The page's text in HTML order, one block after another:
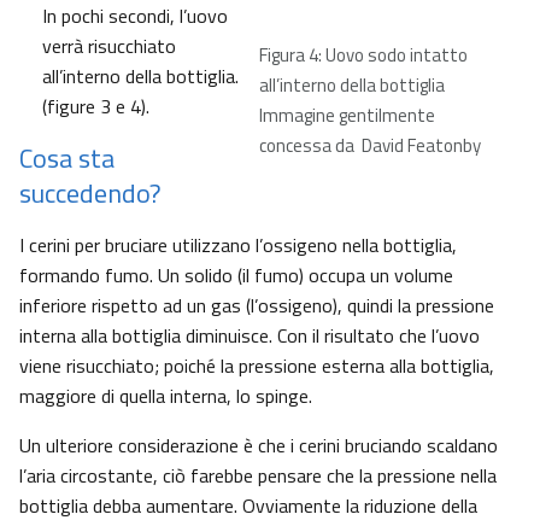
Figura 4: Uovo sodo intatto
all’interno della bottiglia
Immagine gentilmente
concessa da David Featonby
In pochi secondi, l’uovo
verrà risucchiato
all’interno della bottiglia.
(figure 3 e 4).
Cosa sta
succedendo?
I cerini per bruciare utilizzano l’ossigeno nella bottiglia,
formando fumo. Un solido (il fumo) occupa un volume
inferiore rispetto ad un gas (l’ossigeno), quindi la pressione
interna alla bottiglia diminuisce. Con il risultato che l’uovo
viene risucchiato; poiché la pressione esterna alla bottiglia,
maggiore di quella interna, lo spinge.
Un ulteriore considerazione è che i cerini bruciando scaldano
l’aria circostante, ciò farebbe pensare che la pressione nella
bottiglia debba aumentare. Ovviamente la riduzione della